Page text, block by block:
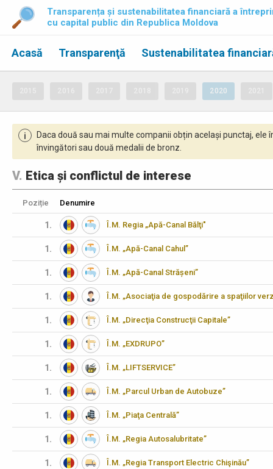
Transparența și sustenabilitatea financiară a
cu capital public din Republica Moldova
Acasă Transparenţă Sustenabilitatea
2020
i
Daca două sau mai multe companii obțin același punctaj,
învingători sau două medalii de bronz.
V. Etica și conflictul de interese
Poziție Denumire
1. Î.M. Regia „Apă-Canal Bălţi"
1. Î.M. „Apă-Canal Cahul”
1. Î.M. „Apă-Canal Strășeni”
1. Î.M. „Asociaţia de gospodărire a spaţiilor
1. Î.M. „Direcţia Construcţii Capitale”
1. Î.M. „EXDRUPO”
1. Î.M. „LIFTSERVICE”
1. Î.M. „Parcul Urban de Autobuze”
1. Î.M. „Piaţa Centrală”
1. Î.M. „Regia Autosalubritate”
1. Î.M. „Regia Transport Electric Chişinău”